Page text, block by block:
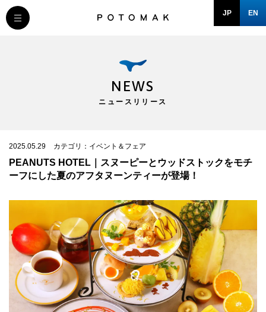
JP EN
COMPANY
DOMAIN
NEWS
CLOSE
NEWS
ニュースリリース
2025.05.29 カテゴリ：イベント＆フェア
PEANUTS HOTEL｜スヌーピーとウッドストックをモチ
ーフにした夏のアフタヌーンティーが登場！